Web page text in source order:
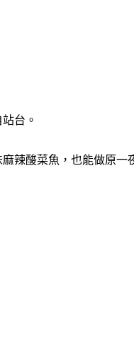
台。
辣酸菜魚，也能做原一